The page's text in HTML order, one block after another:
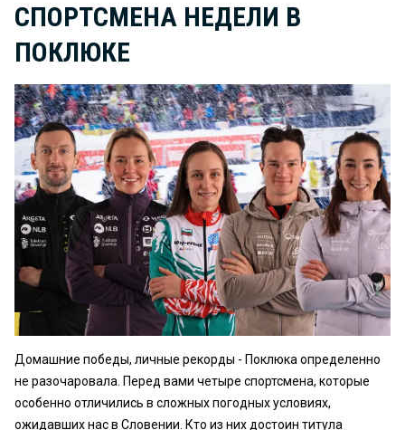
СПОРТСМЕНА НЕДЕЛИ В
ПОКЛЮКЕ
Домашние победы, личные рекорды - Поклюка определенно
не разочаровала. Перед вами четыре спортсмена, которые
особенно отличились в сложных погодных условиях,
ожидавших нас в Словении. Кто из них достоин титула